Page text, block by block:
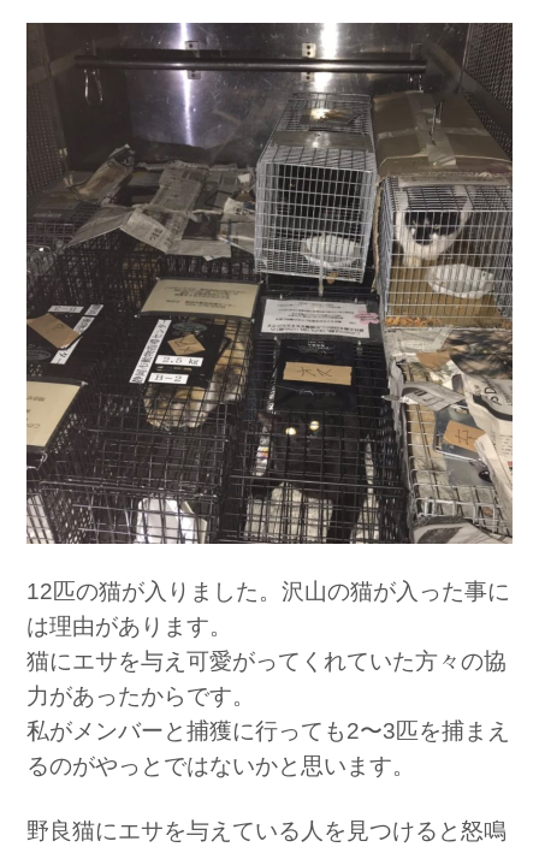
12匹の猫が入りました。沢山の猫が入った事に
は理由があります。
猫にエサを与え可愛がってくれていた方々の協
力があったからです。
私がメンバーと捕獲に行っても2〜3匹を捕まえ
るのがやっとではないかと思います。
野良猫にエサを与えている人を見つけると怒鳴